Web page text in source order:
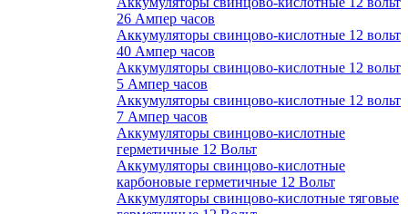
26 Ампер часов
Аккумуляторы свинцово-кислотные 12 вольт
40 Ампер часов
Аккумуляторы свинцово-кислотные 12 вольт
5 Ампер часов
Аккумуляторы свинцово-кислотные 12 вольт
7 Ампер часов
Аккумуляторы свинцово-кислотные
герметичные 12 Вольт
Аккумуляторы свинцово-кислотные
карбоновые герметичные 12 Вольт
Аккумуляторы свинцово-кислотные тяговые